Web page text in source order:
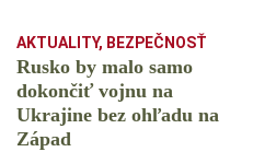
AKTUALITY, BEZPEČNOSŤ
Rusko by malo samo
dokončiť vojnu na
Ukrajine bez ohľadu na
Západ